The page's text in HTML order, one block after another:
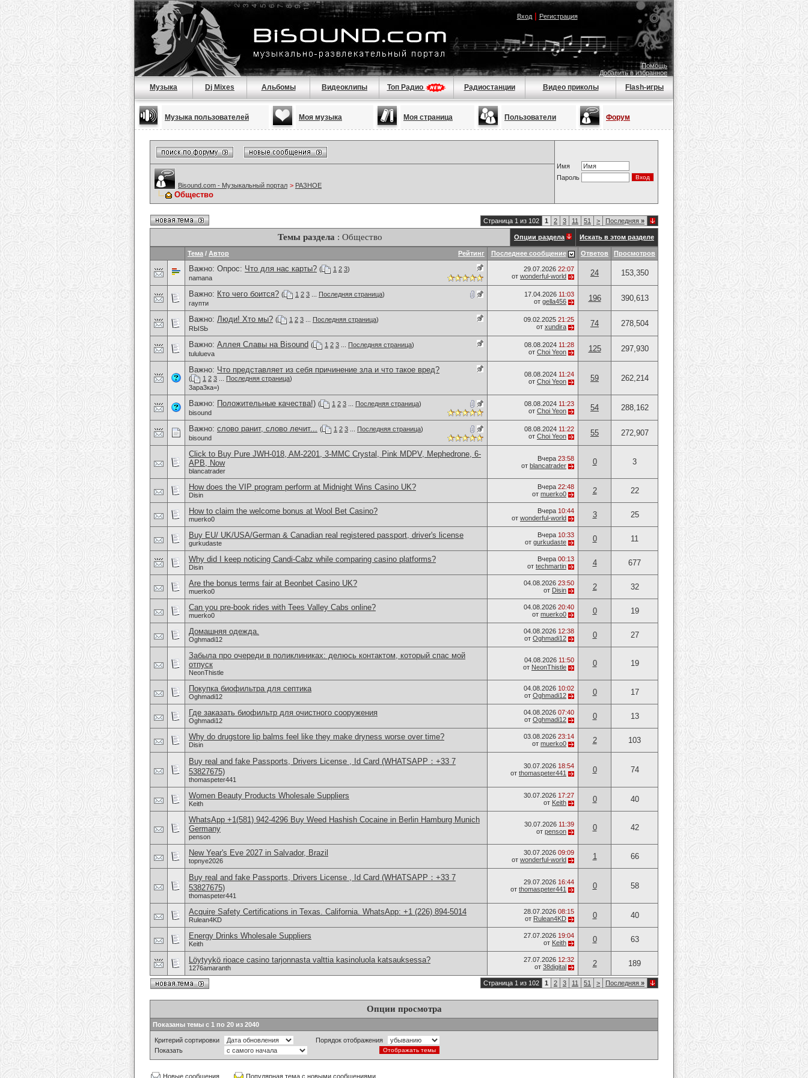
Вход| Регистрация
Помощь
Добавить в избранное
Музыка Dj Mixes Альбомы Видеоклипы Топ Радио Радиостанции Видео приколы Flash-игры
Музыка пользователей Моя музыка Моя страница Пользователи Форум
Имя
Пароль
Bisound.com - Музыкальный портал > РАЗНОЕ
Общество
Страница 1 из 102 1 2 3 11 51 > Последняя »
Темы раздела : Общество Опции раздела Искать в этом разделе
Рейтинг
Тема / Автор Последнее сообщение Ответов Просмотров
Важно: Опрос: Что для нас карты? ( 1 2 3)
namana
29.07.2026 22:07
от wonderful-world 24 153,350
Важно: Кто чего боится? ( 1 2 3 Последняя страница)
гаупти
17.04.2026 11:03
от gella456 196 390,613
Важно: Люди! Хто мы? ( 1 2 3 Последняя страница)
RЫSЬ
09.02.2025 21:25
от xundira 74 278,504
Важно: Аллея Славы на Bisound ( 1 2 3 Последняя страница)
tululueva
08.08.2024 11:28
от Choi Yeon 125 297,930
Важно: Что представляет из себя причинение зла и что такое вред?
( 1 2 3 Последняя страница)
3ара3ка=)
08.08.2024 11:24
от Choi Yeon 59 262,214
Важно: Положительные качества!) ( 1 2 3 Последняя страница)
bisound
08.08.2024 11:23
от Choi Yeon 54 288,162
Важно: слово ранит, слово лечит... ( 1 2 3 Последняя страница)
bisound
08.08.2024 11:22
от Choi Yeon 55 272,907
Click to Buy Pure JWH-018, AM-2201, 3-MMC Crystal, Pink MDPV, Mephedrone, 6-
APB, Now
blancatrader
Вчера 23:58
от blancatrader 0 3
How does the VIP program perform at Midnight Wins Casino UK?
Disin
Вчера 22:48
от muerko0 2 22
How to claim the welcome bonus at Wool Bet Casino?
muerko0
Вчера 10:44
от wonderful-world 3 25
Buy EU/ UK/USA/German & Canadian real registered passport, driver's license
gurkudaste
Вчера 10:33
от gurkudaste 0 11
Why did I keep noticing Candi-Cabz while comparing casino platforms?
Disin
Вчера 00:13
от techmartin 4 677
Are the bonus terms fair at Beonbet Casino UK?
muerko0
04.08.2026 23:50
от Disin 2 32
Can you pre-book rides with Tees Valley Cabs online?
muerko0
04.08.2026 20:40
от muerko0 0 19
Домашняя одежда.
Oghmadi12
04.08.2026 12:38
от Oghmadi12 0 27
Забыла про очереди в поликлиниках: делюсь контактом, который спас мой
отпуск
NeonThistle
04.08.2026 11:50
от NeonThistle 0 19
Покупка биофильтра для септика
Oghmadi12
04.08.2026 10:02
от Oghmadi12 0 17
Где заказать биофильтр для очистного сооружения
Oghmadi12
04.08.2026 07:40
от Oghmadi12 0 13
Why do drugstore lip balms feel like they make dryness worse over time?
Disin
03.08.2026 23:14
от muerko0 2 103
Buy real and fake Passports, Drivers License , Id Card (WHATSAPP：+33 7
53827675)
thomaspeter441
30.07.2026 18:54
от thomaspeter441 0 74
Women Beauty Products Wholesale Suppliers
Keith
30.07.2026 17:27
от Keith 0 40
WhatsApp +1(581) 942-4296 Buy Weed Hashish Cocaine in Berlin Hamburg Munich
Germany
penson
30.07.2026 11:39
от penson 0 42
New Year's Eve 2027 in Salvador, Brazil
topnye2026
30.07.2026 09:09
от wonderful-world 1 66
Buy real and fake Passports, Drivers License , Id Card (WHATSAPP：+33 7
53827675)
thomaspeter441
29.07.2026 16:44
от thomaspeter441 0 58
Acquire Safety Certifications in Texas. California. WhatsApp: +1 (226) 894-5014
Rulean4KD
28.07.2026 08:15
от Rulean4KD 0 40
Energy Drinks Wholesale Suppliers
Keith
27.07.2026 19:04
от Keith 0 63
Löytyykö rioace casino tarjonnasta valttia kasinoluola katsauksessa?
1276amaranth
27.07.2026 12:32
от 38digital 2 189
Страница 1 из 102 1 2 3 11 51 > Последняя »
Опции просмотра
Показаны темы с 1 по 20 из 2040
Критерий сортировки
Порядок отображения
Показать
Новые сообщения Популярная тема с новыми сообщениями